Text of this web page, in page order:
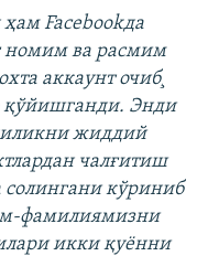
Facebookда
номим ва расмим
аккаунт очиб¸
қўйишганди. Энди
жиддий
чалғитиш
солингани кўриниб
фамилиямизни
икки қуëнни